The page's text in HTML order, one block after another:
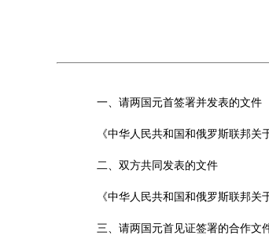
一、请两国元首签署并发表的文件
《中华人民共和国和俄罗斯联邦
二、双方共同发表的文件
《中华人民共和国和俄罗斯联邦关
三、请两国元首见证签署的合作文